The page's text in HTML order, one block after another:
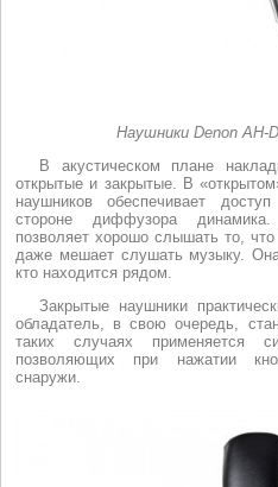
Наушники Denon AH-
В акустическом плане
открытые и закрытые. В
наушников обеспечивает
стороне диффузора
позволяет хорошо слышать то,
даже мешает слушать музыку.
кто находится рядом.
Закрытые наушники
обладатель, в свою очередь,
таких случаях применяется
позволяющих при нажатии
снаружи.